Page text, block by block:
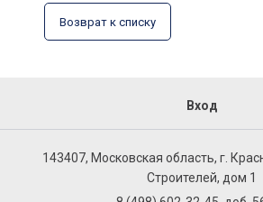
Возврат к списку
Вход
143407, Московская область, г.
Строителей, дом 1